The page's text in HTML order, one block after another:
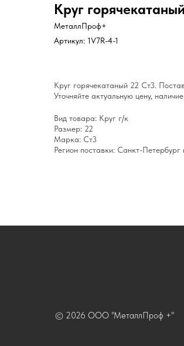
Круг
МеталлПроф+
Артикул: 1V7R-4-1
Круг горячекатаный 22 Ст3.
Уточняйте актуальную цену,
Вид товара: Круг г/к
Размер: 22
Марка: Ст3
Регион поставки: Санкт-Петербург
© 2026 ООО "МеталлПроф +"